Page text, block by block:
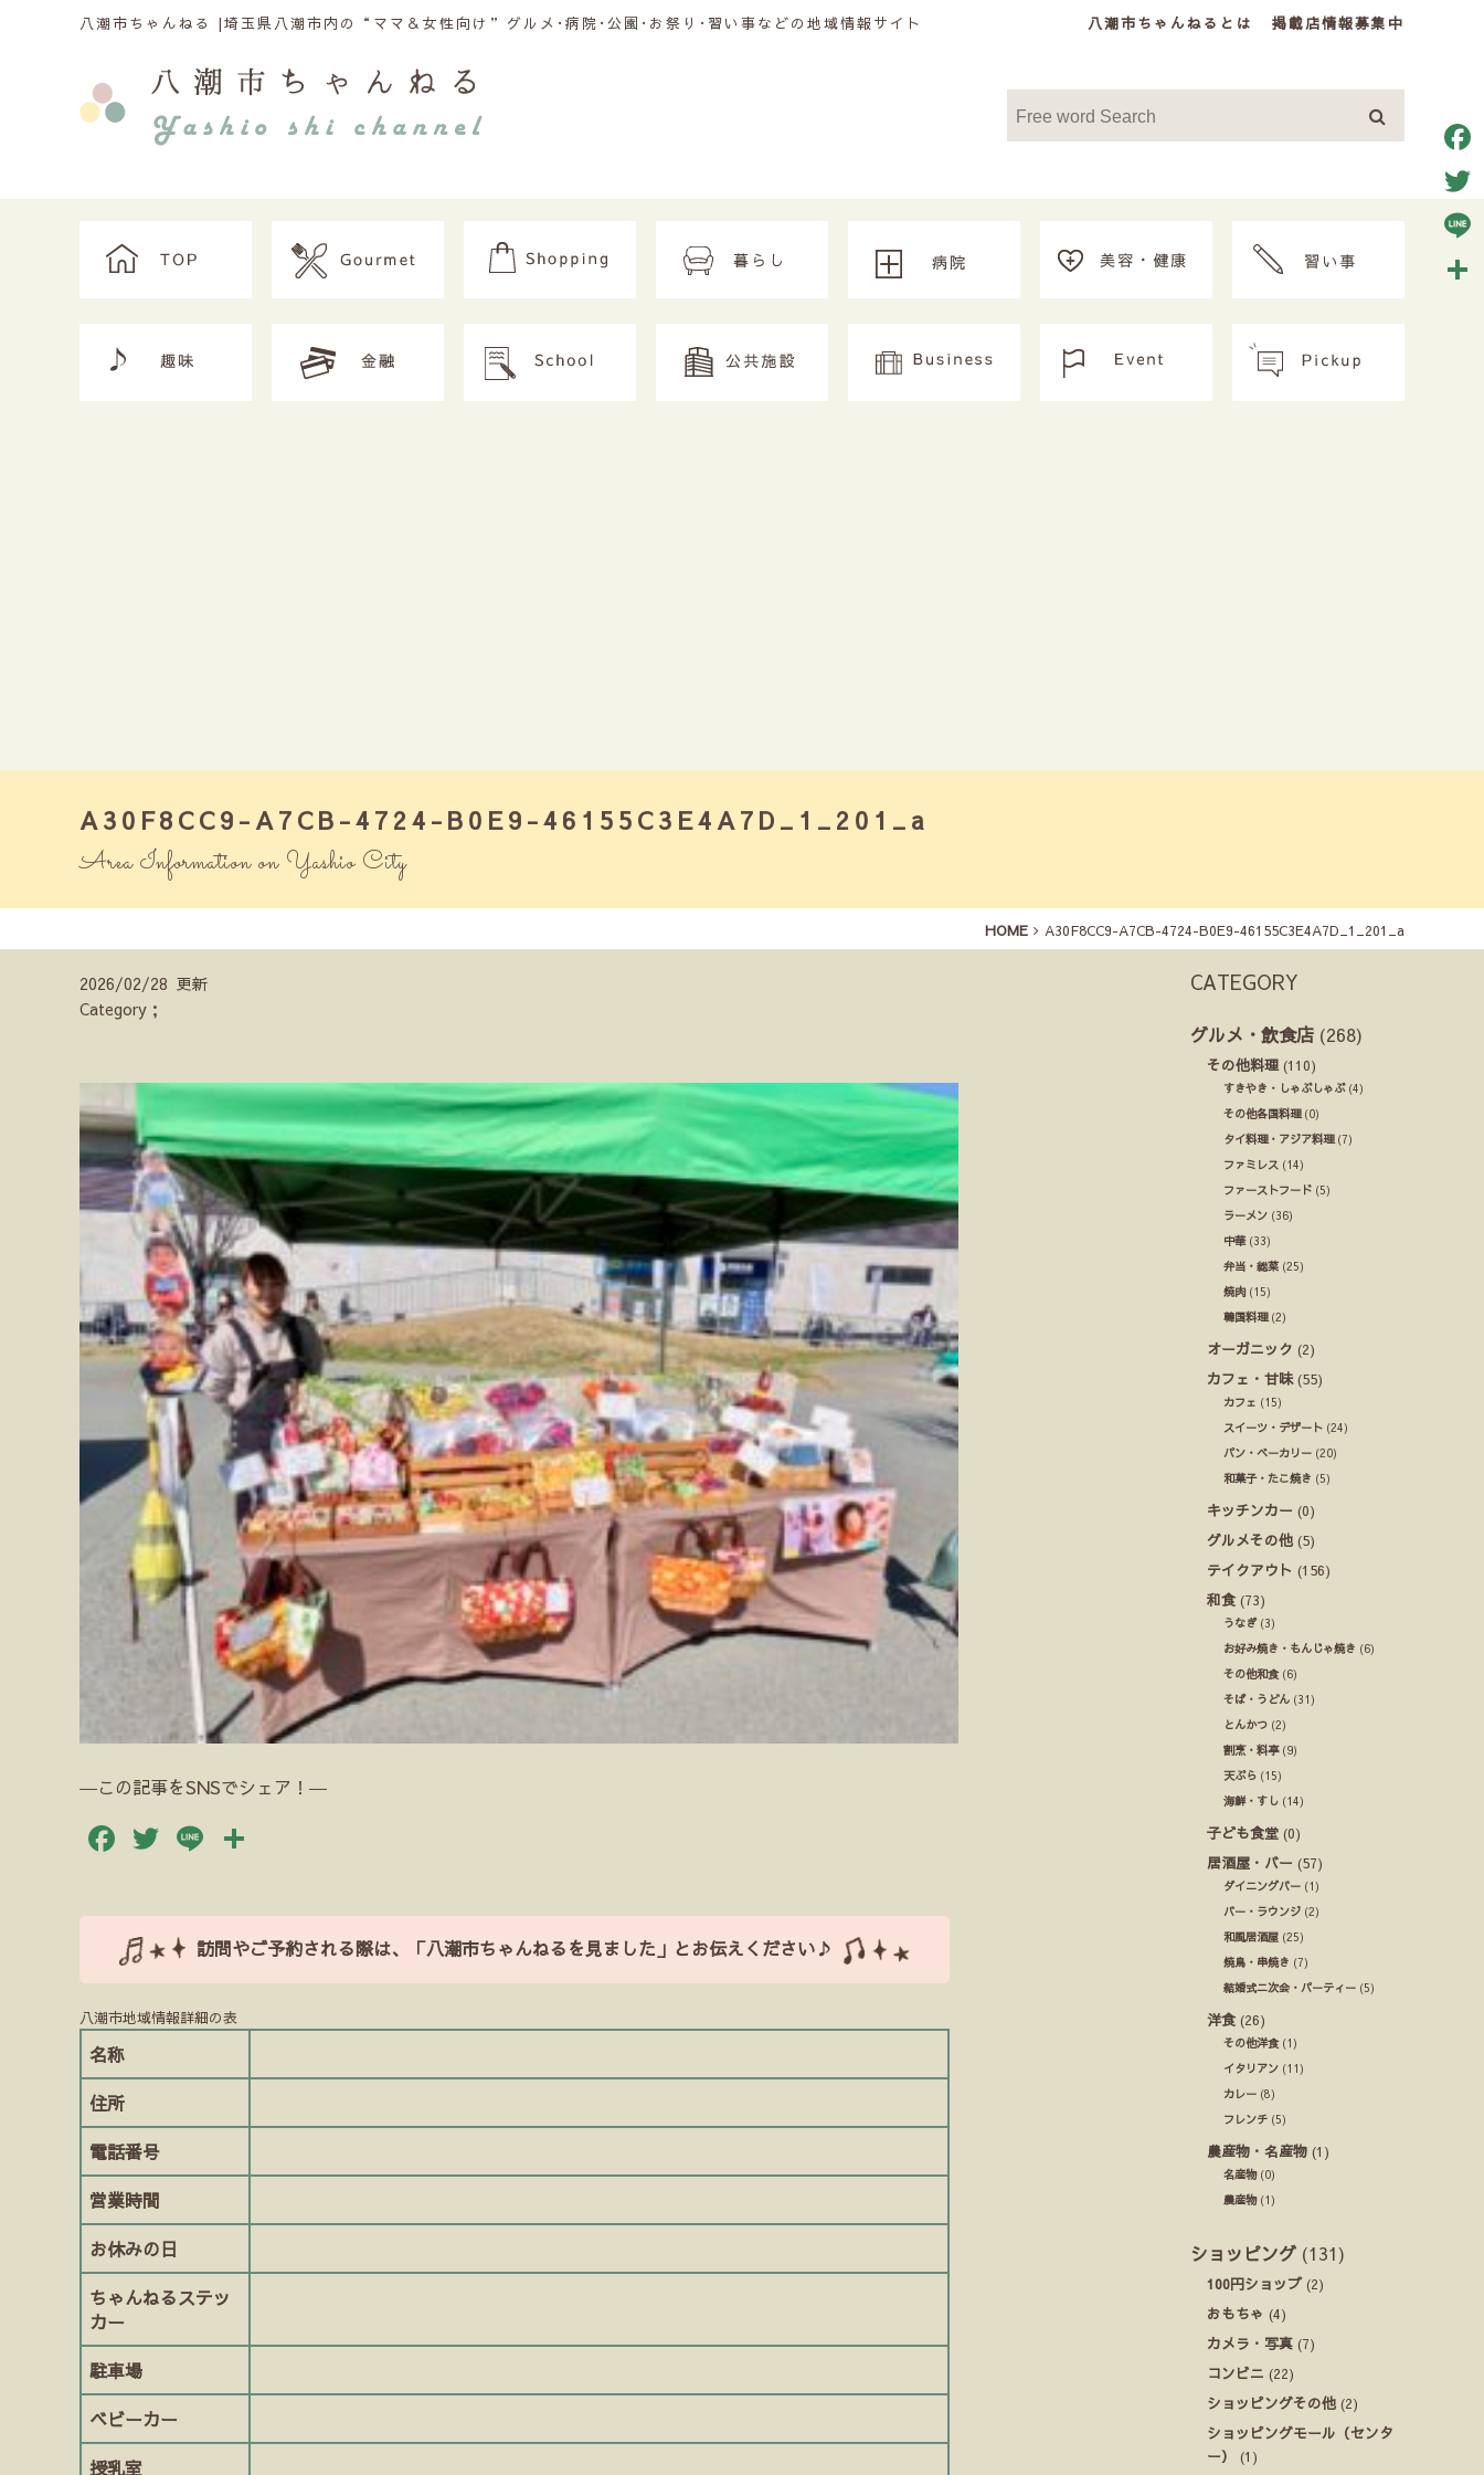
八潮市ちゃんねるとは 掲載店情報募集中
八潮市ちゃんねる |埼玉県八潮市内の“ママ＆女性向け”グルメ･病院･公園･お祭り･習い事などの地域情報サイト
A30F8CC9-A7CB-4724-B0E9-46155C3E4A7D_1_201_a
Area Information on Yashio City
HOME A30F8CC9-A7CB-4724-B0E9-46155C3E4A7D_1_201_a
2026/02/28 更新
Category；
―この記事をSNSでシェア！―
Facebook
Twitter
Line
訪問やご予約される際は、「八潮市ちゃんねるを見ました」とお伝えください♪
八潮市地域情報詳細の表
名称
住所
電話番号
営業時間
お休みの日
ちゃんねるステッ
カー
駐車場
ベビーカー
授乳室
CATEGORY
グルメ・飲食店 (268)
その他料理 (110)
すきやき・しゃぶしゃぶ(4)
その他各国料理(0)
タイ料理・アジア料理(7)
ファミレス (14)
ファーストフード (5)
ラーメン (36)
中華(33)
弁当・総菜 (25)
焼肉 (15)
韓国料理(2)
オーガニック (2)
カフェ・甘味(55)
カフェ (15)
スイーツ・デザート (24)
パン・ベーカリー (20)
和菓子・たこ焼き (5)
キッチンカー (0)
グルメその他 (5)
テイクアウト (156)
和食 (73)
うなぎ(3)
お好み焼き・もんじゃ焼き (6)
その他和食(6)
そば・うどん (31)
とんかつ (2)
割烹・料亭(9)
天ぷら (15)
海鮮・すし (14)
子ども食堂 (0)
居酒屋・バー (57)
ダイニングバー (1)
バー・ラウンジ (2)
和風居酒屋 (25)
焼鳥・串焼き (7)
結婚式ニ次会・パーティー (5)
洋食 (26)
その他洋食(1)
イタリアン (11)
カレー (8)
フレンチ (5)
農産物・名産物 (1)
名産物(0)
農産物(1)
ショッピング (131)
100円ショップ (2)
おもちゃ (4)
カメラ・写真 (7)
コンビニ (22)
ショッピングその他 (2)
ショッピングモール（センタ
ー）
(1)
Line